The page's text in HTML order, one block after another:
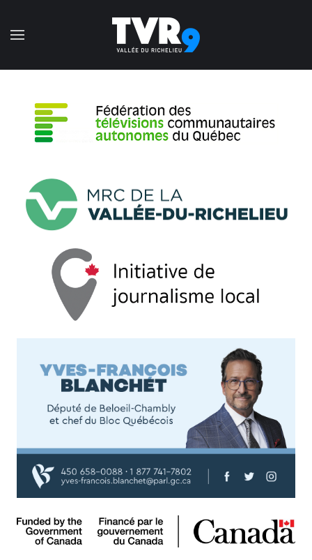
Accéder au contenu principal